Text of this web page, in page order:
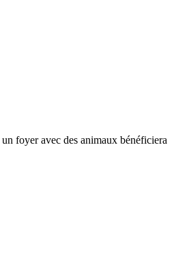
foyer avec des animaux bénéficiera